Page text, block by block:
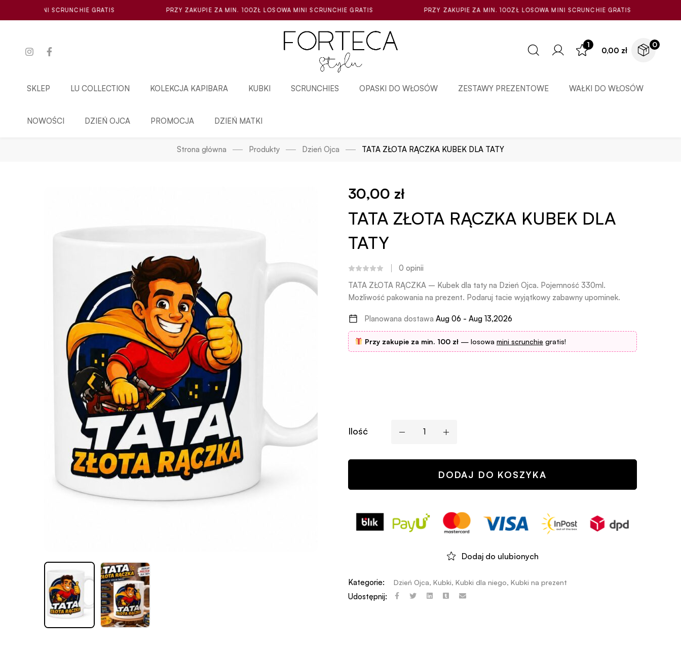
PRZY ZAKUPIE ZA MIN. 100ZŁ LOSOWA MINI SCRUNCHIE GRATIS PRZY ZAKUPIE ZA MIN. 100ZŁ LOSOWA MINI SCRUNCHIE GRATIS
1
0,00 zł
0
SKLEP LU COLLECTION KOLEKCJA KAPIBARA KUBKI SCRUNCHIES OPASKI DO WŁOSÓW ZESTAWY PREZENTOWE WAŁKI DO WŁOSÓW
NOWOŚCI DZIEŃ OJCA PROMOCJA DZIEŃ MATKI
Strona główna Produkty Dzień Ojca TATA ZŁOTA RĄCZKA KUBEK DLA TATY
30,00 zł
TATA ZŁOTA RĄCZKA KUBEK DLA
TATY
0 opinii
TATA ZŁOTA RĄCZKA – Kubek dla taty na Dzień Ojca. Pojemność 330ml.
Możliwość pakowania na prezent. Podaruj tacie wyjątkowy zabawny upominek.
Planowana dostawa Aug 06 - Aug 13,2026
Przy zakupie za min. 100 zł— losowa mini scrunchie gratis!
Ilość
DODAJ DO KOSZYKA
Dodaj do ulubionych
Kategorie: Dzień Ojca, Kubki, Kubki dla niego, Kubki na prezent
Udostępnij: